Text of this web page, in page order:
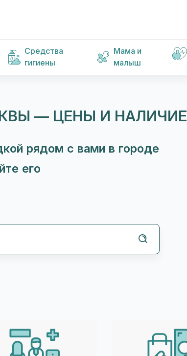
Средства
гигиены
Мама и
малыш
— ЦЕНЫ И НАЛИЧИЕ
рядом с вами в городе
его